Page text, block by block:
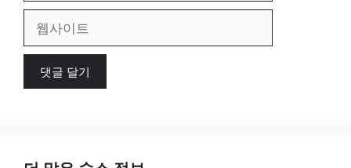
일
이